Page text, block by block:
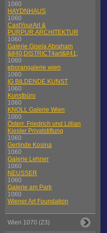
1060
HAYDNHAUS
1060
CastYourArt &
PURPUR.ARCHITEKTUR
1060
Galerie Gisela Abraham
&#40;DISTRICT4art&#41;
1060
eborangalerie wien
1060
IG BILDENDE KUNST
1060
Kunstbüro
1060
KNOLL Galerie Wien
1060
Österr. Friedrich und Lillian
Kiesler Privatstiftung
1060
Gerlinde Kosina
1060
Galerie Lehner
1060
NEUSSER
1060
Galerie am Park
1060
Wiener Art Foundation
Wien 1070 (23)